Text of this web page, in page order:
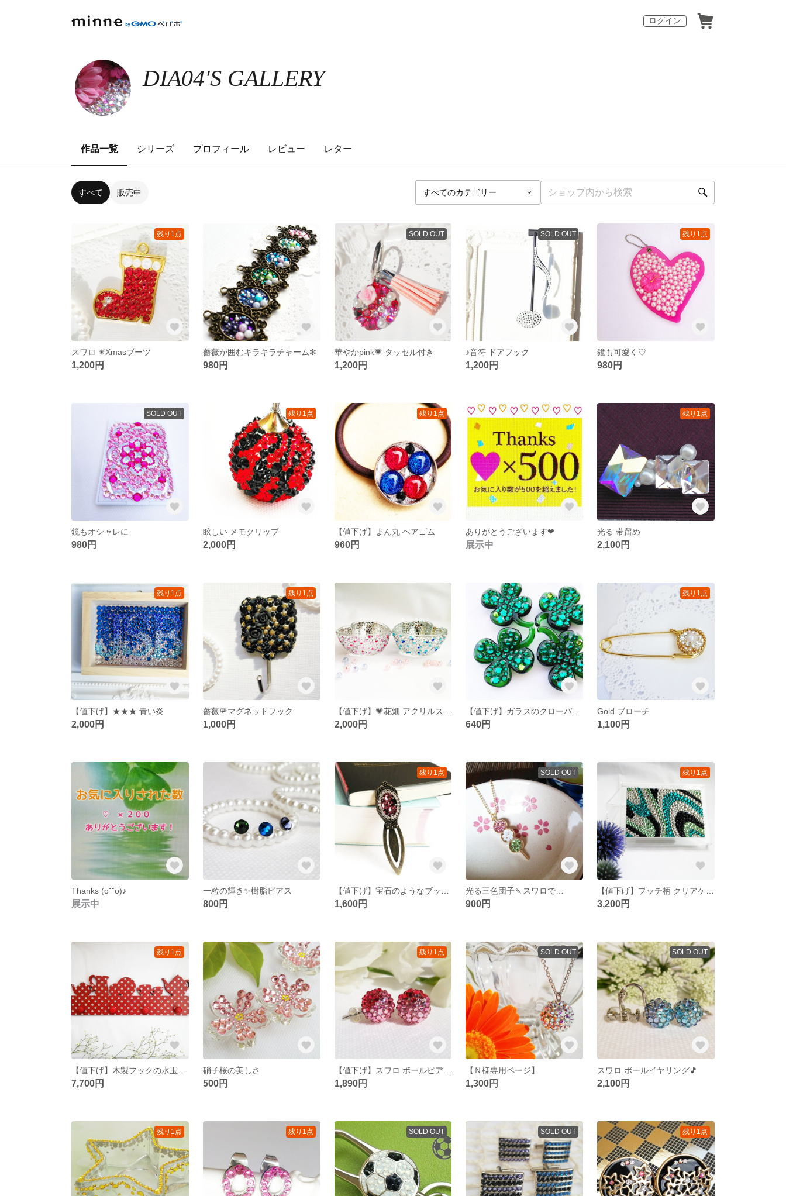
ログイン
DIA04'S GALLERY
作品一覧 シリーズ プロフィール レビュー レター
すべて 販売中
残り1点
スワロ ✴Xmasブーツ
1,200円
薔薇が囲むキラキラチャーム❇
980円
SOLD OUT
華やかpink💗 タッセル付き
1,200円
SOLD OUT
♪音符 ドアフック
1,200円
残り1点
鏡も可愛く♡
980円
SOLD OUT
鏡もオシャレに
980円
残り1点
眩しい メモクリップ
2,000円
残り1点
【値下げ】まん丸 ヘアゴム
960円
ありがとうございます❤
展示中
残り1点
光る 帯留め
2,100円
残り1点
【値下げ】★★★ 青い炎
2,000円
残り1点
薔薇🌹マグネットフック
1,000円 2,000円
【値下げ】ガラスのクローバー🍀
640円
残り1点
Gold ブローチ
1,100円
Thanks (o˘˘o)♪
展示中
一粒の輝き✨樹脂ピアス
800円
残り1点
1,600円
SOLD OUT
光る三色団子🍡スワロで…
900円
残り1点
3,200円
残り1点
7,700円
硝子桜の美しさ
500円
残り1点
1,890円
SOLD OUT
【Ｎ様専用ページ】
1,300円
SOLD OUT
スワロ ボールイヤリング🎵
2,100円
残り1点 残り1点 SOLD OUT SOLD OUT 残り1点